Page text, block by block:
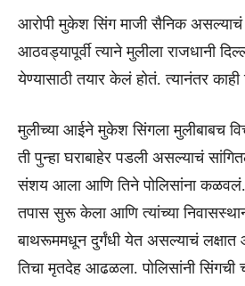
आरोपी मुकेश सिंग माजी सैनिक
आठवड्यापूर्वी त्याने मुलीला राजधानी
येण्यासाठी तयार केलं होतं. त्यानंतर काही
मुलीच्या आईने मुकेश सिंगला मुलीबाबच
ती पुन्हा घराबाहेर पडली असल्याचं
संशय आला आणि तिने पोलिसांना कळवलं.
तपास सुरू केला आणि त्यांच्या
बाथरूममधून दुर्गंधी येत असल्याचं लक्षात
तिचा मृतदेह आढळला. पोलिसांनी सिंगची